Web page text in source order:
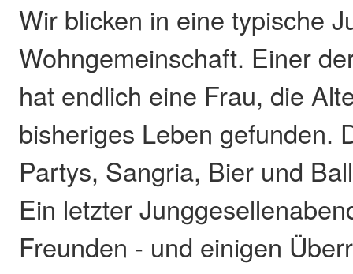
Wir blicken in eine typische
Wohngemeinschaft. Einer
hat endlich eine Frau, die
bisheriges Leben gefunden.
Partys, Sangria, Bier und
Ein letzter
Freunden - und einigen